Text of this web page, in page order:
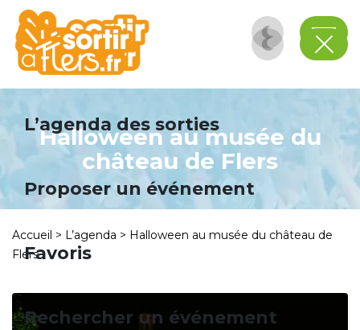
L’agenda des sorties
Proposer un événement
Favoris
Rechercher un événement
Halloween au musée du
château de Flers
Accueil > L’agenda > Halloween au musée du château de
Flers
Panneau de gestion des cookies